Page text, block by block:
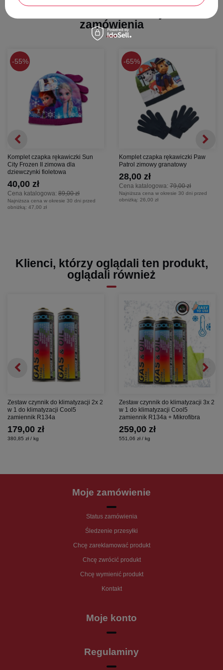
zamówienia
55%
Komplet czapka rękawiczki Sun
City Frozen II zimowa dla
dziewczynki fioletowa
Cena katalogowa: 89,00 zł
40,00 zł
Najniższa cena w okresie 30 dni przed
obniżką: 47,00 zł
65%
Komplet czapka rękawiczki Paw
Patrol zimowy granatowy
Cena katalogowa: 79,00 zł
28,00 zł
Najniższa cena w okresie 30 dni przed
obniżką: 26,00 zł
Klienci, którzy oglądali ten produkt,
oglądali również
Zestaw czynnik do klimatyzacji 2x 2
w 1 do klimatyzacji Cool5
zamiennik R134a
179,00 zł
380,85 zł / kg
Zestaw czynnik do klimatyzacji 3x 2
w 1 do klimatyzacji Cool5
zamiennik R134a + Mikrofibra
259,00 zł
551,06 zł / kg
Moje zamówienie
Status zamówienia
Śledzenie przesyłki
Chcę zareklamować produkt
Chcę zwrócić produkt
Chcę wymienić produkt
Kontakt
Moje konto
Regulaminy